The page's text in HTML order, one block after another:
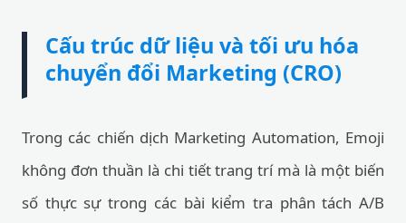
Cấu trúc dữ liệu và tối ưu hóa
chuyển đổi Marketing (CRO)
Trong các chiến dịch Marketing Automation, Emoji
không đơn thuần là chi tiết trang trí mà là một biến
số thực sự trong các bài kiểm tra phân tách A/B